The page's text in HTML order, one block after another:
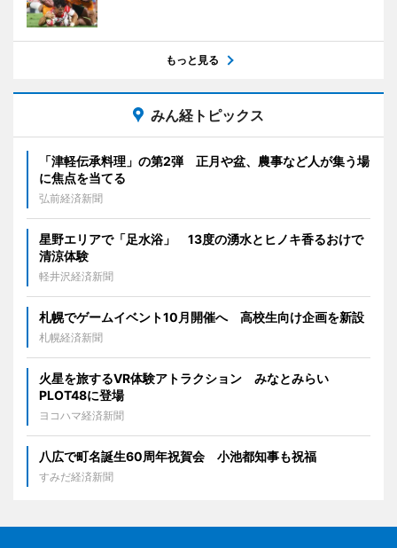
もっと見る
みん経トピックス
「津軽伝承料理」の第2弾 正月や盆、農事など人が集う場
に焦点を当てる
弘前経済新聞
星野エリアで「足水浴」 13度の湧水とヒノキ香るおけで
清涼体験
軽井沢経済新聞
札幌でゲームイベント10月開催へ 高校生向け企画を新設
札幌経済新聞
火星を旅するVR体験アトラクション みなとみらい
PLOT48に登場
ヨコハマ経済新聞
八広で町名誕生60周年祝賀会 小池都知事も祝福
すみだ経済新聞